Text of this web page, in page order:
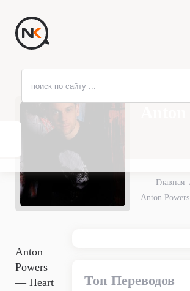
Главная
Anton Powers
Anton
Powers
— Heart
Топ Переводов